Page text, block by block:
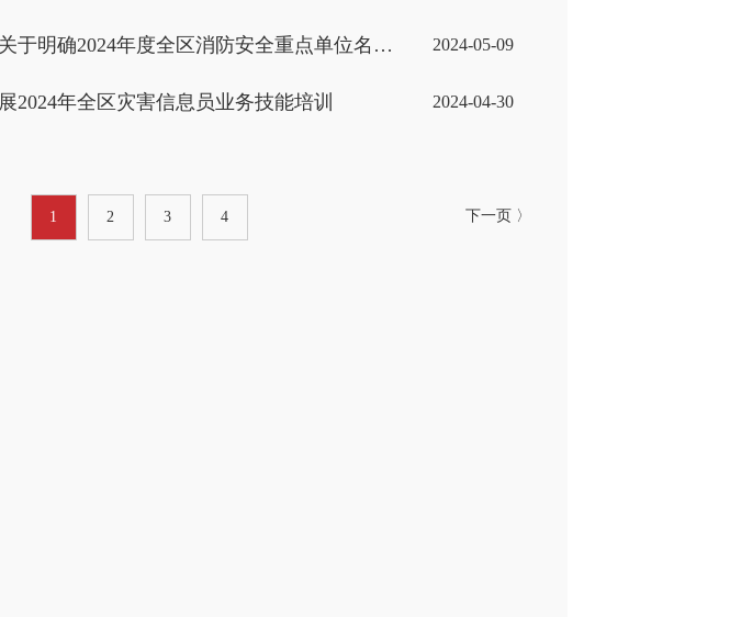
区消防安全委员会办公室关于明确2024年度全区消防安全重点单位名单的通知 2024-05-09
2024年全区灾害信息员业务技能培训 2024-04-30
1 2 3 4 下一页 〉